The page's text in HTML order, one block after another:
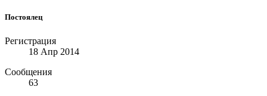
Постоялец
Регистрация
18 Апр 2014
Сообщения
63